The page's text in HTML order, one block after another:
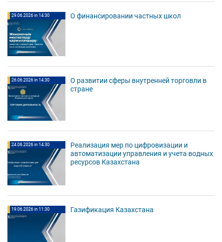
29.06.2026 in 14:30 О финансировании частных школ
26.06.2026 in 14:30
О развитии сферы внутренней торговли в
стране
24.06.2026 in 14:30
Реализация мер по цифровизации и
автоматизации управления и учета водных
ресурсов Казахстана
19.06.2026 in 11:30 Газификация Казахстана